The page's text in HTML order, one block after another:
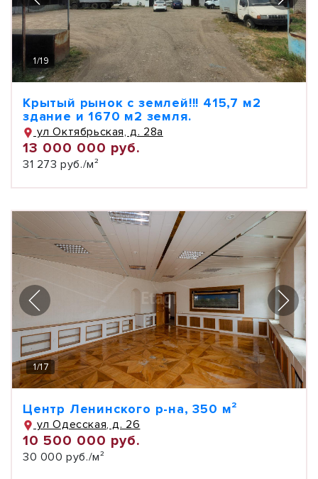
1/19
Крытый рынок с землей!!! 415,7 м2
здание и 1670 м2 земля.
ул Октябрьская, д. 28а
13 000 000 руб.
31 273 руб./м²
1/17
Центр Ленинского р-на, 350 м²
ул Одесская, д. 26
10 500 000 руб.
30 000 руб./м²